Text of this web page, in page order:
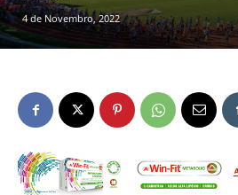
4 de Novembro, 2022